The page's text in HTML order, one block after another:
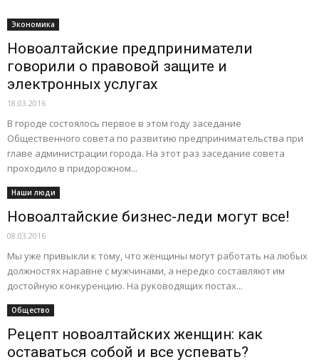
Экономика
Новоалтайские предприниматели
говорили о правовой защите и
электронных услугах
18.03.2016
В городе состоялось первое в этом году заседание
Общественного совета по развитию предпринимательства при
главе администрации города. На этот раз заседание совета
проходило в придорожном...
Наши люди
Новоалтайские бизнес-леди могут все!
08.03.2016
Мы уже привыкли к тому, что женщины могут работать на любых
должностях наравне с мужчинами, а нередко составляют им
достойную конкуренцию. На руководящих постах...
Общество
Рецепт новоалтайских женщин: как
оставаться собой и все успевать?